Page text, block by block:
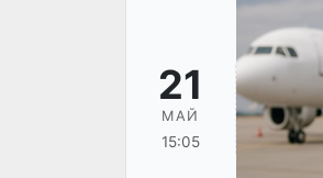
21
МАЙ
15:05